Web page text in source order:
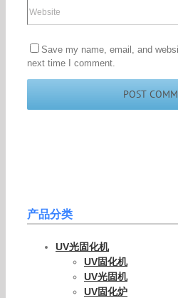
Save my name, email, and
next time I comment.
产品分类
UV光固化机
UV固化机
UV光固机
UV固化炉